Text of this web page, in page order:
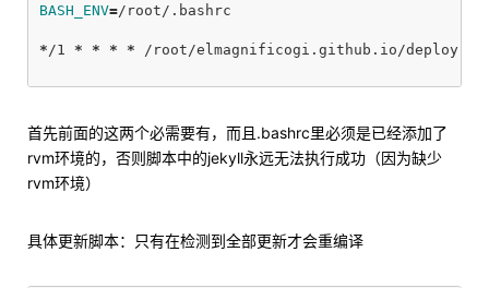
BASH_ENV=/root/.bashrc
*/1 * * * * /root/elmagnificogi.github.io/
首先前面的这两个必需要有，而且.bashrc里必须是已经添加了
rvm环境的，否则脚本中的jekyll永远无法执行成功（因为缺少
rvm环境）
具体更新脚本：只有在检测到全部更新才会重编译